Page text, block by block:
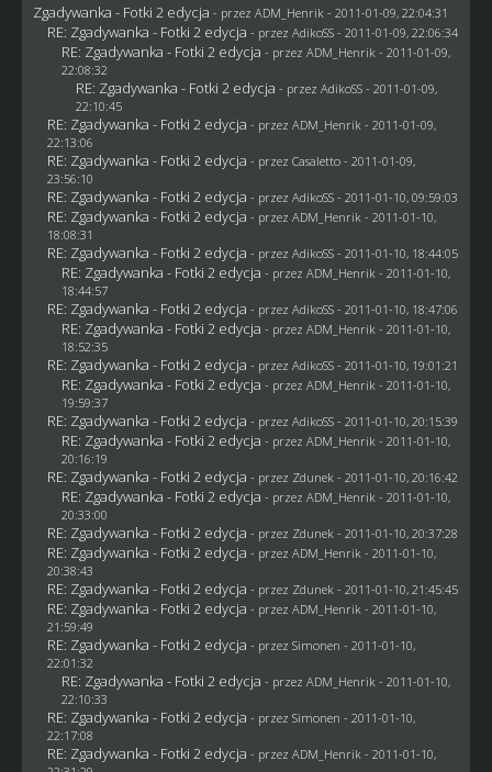
Zgadywanka - Fotki 2 edycja - przez ADM_Henrik - 2011-01-09, 22:04:31
RE: Zgadywanka - Fotki 2 edycja - przez AdikoSS - 2011-01-09, 22:06:34
RE: Zgadywanka - Fotki 2 edycja - przez ADM_Henrik - 2011-01-09,
22:08:32
RE: Zgadywanka - Fotki 2 edycja - przez AdikoSS - 2011-01-09,
22:10:45
RE: Zgadywanka - Fotki 2 edycja - przez ADM_Henrik - 2011-01-09,
22:13:06
RE: Zgadywanka - Fotki 2 edycja - przez Casaletto- 2011-01-09,
23:56:10
RE: Zgadywanka - Fotki 2 edycja - przez AdikoSS - 2011-01-10, 09:59:03
RE: Zgadywanka - Fotki 2 edycja - przez ADM_Henrik - 2011-01-10,
18:08:31
RE: Zgadywanka - Fotki 2 edycja - przez AdikoSS - 2011-01-10, 18:44:05
RE: Zgadywanka - Fotki 2 edycja - przez ADM_Henrik - 2011-01-10,
18:44:57
RE: Zgadywanka - Fotki 2 edycja - przez AdikoSS - 2011-01-10, 18:47:06
RE: Zgadywanka - Fotki 2 edycja - przez ADM_Henrik - 2011-01-10,
18:52:35
RE: Zgadywanka - Fotki 2 edycja - przez AdikoSS - 2011-01-10, 19:01:21
RE: Zgadywanka - Fotki 2 edycja - przez ADM_Henrik - 2011-01-10,
19:59:37
RE: Zgadywanka - Fotki 2 edycja - przez AdikoSS - 2011-01-10, 20:15:39
RE: Zgadywanka - Fotki 2 edycja - przez ADM_Henrik - 2011-01-10,
20:16:19
RE: Zgadywanka - Fotki 2 edycja - przez Zdunek - 2011-01-10, 20:16:42
RE: Zgadywanka - Fotki 2 edycja - przez ADM_Henrik - 2011-01-10,
20:33:00
RE: Zgadywanka - Fotki 2 edycja - przez Zdunek - 2011-01-10, 20:37:28
RE: Zgadywanka - Fotki 2 edycja - przez ADM_Henrik - 2011-01-10,
20:38:43
RE: Zgadywanka - Fotki 2 edycja - przez Zdunek - 2011-01-10, 21:45:45
RE: Zgadywanka - Fotki 2 edycja - przez ADM_Henrik - 2011-01-10,
21:59:49
RE: Zgadywanka - Fotki 2 edycja - przez Simonen - 2011-01-10,
22:01:32
RE: Zgadywanka - Fotki 2 edycja - przez ADM_Henrik - 2011-01-10,
22:10:33
RE: Zgadywanka - Fotki 2 edycja - przez Simonen - 2011-01-10,
22:17:08
RE: Zgadywanka - Fotki 2 edycja - przez ADM_Henrik - 2011-01-10,